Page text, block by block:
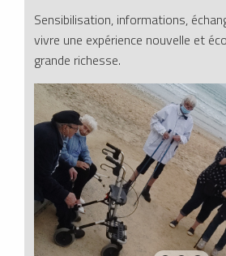
Sensibilisation, informations,
vivre une expérience nouvelle et
grande richesse.